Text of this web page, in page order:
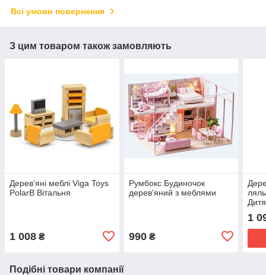
Всі умови повернення
З цим товаром також замовляють
Дерев'яні меблі Viga Toys
PolarB Вітальня
1 008 ₴
Румбокс Будиночок
дерев'яний з меблями
990₴
1
Подібні товари компанії